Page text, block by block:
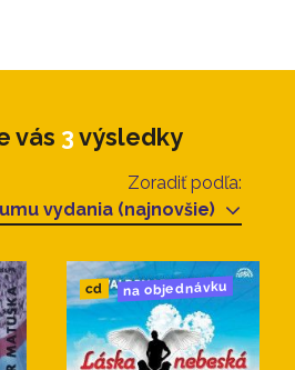
vás 3 výsledky
Zoradiť podľa:
vydania (najnovšie)
cd na objednávku